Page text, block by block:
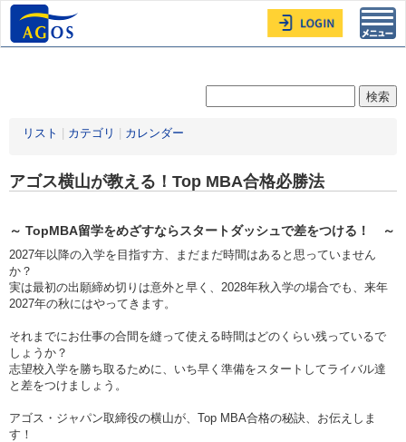
リスト カテゴリ カレンダー
アゴス横山が教える！Top MBA合格必勝法
～ TopMBA留学をめざすならスタートダッシュで差をつける！ ～
2027年以降の入学を目指す方、まだまだ時間はあると思っていません
か？
実は最初の出願締め切りは意外と早く、2028年秋入学の場合でも、来年
2027年の秋にはやってきます。
それまでにお仕事の合間を縫って使える時間はどのくらい残っているで
しょうか？
志望校入学を勝ち取るために、いち早く準備をスタートしてライバル達
と差をつけましょう。
アゴス・ジャパン取締役の横山が、Top MBA合格の秘訣、お伝えしま
す！